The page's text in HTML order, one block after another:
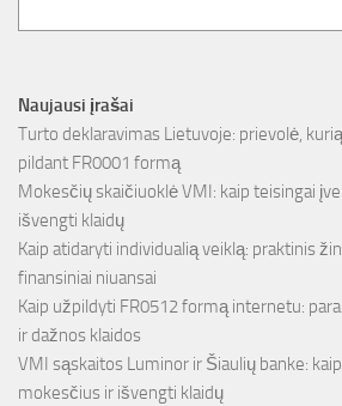
Naujausi įrašai
Turto deklaravimas Lietuvoje: prievolė,
pildant FR0001 formą
Mokesčių skaičiuoklė VMI: kaip teisingai
išvengti klaidų
Kaip atidaryti individualią veiklą: praktinis
finansiniai niuansai
Kaip užpildyti FR0512 formą internetu:
ir dažnos klaidos
VMI sąskaitos Luminor ir Šiaulių banke:
mokesčius ir išvengti klaidų